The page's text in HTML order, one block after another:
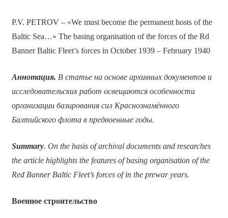
P.V. PETROV – «We must become the permanent hosts of the
Baltic Sea…» The basing organisation of the forces of the Rd
Banner Baltic Fleet’s forces in October 1939 – February 1940
Аннотация. В статье на основе архивных документов и
исследовательских работ освещаются особенности
организации базирования сил Краснознамённого
Балтийского флота в предвоенные годы.
Summary. On the basis of archival documents and researches
the article highlights the features of basing organisation of the
Red Banner Baltic Fleet’s forces of in the prewar years.
Военное строительство